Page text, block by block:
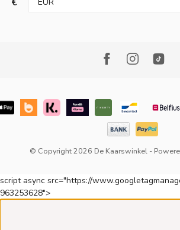
€
© Copyright 2026 De Kaarswinkel -
script async src="https://
963253628">